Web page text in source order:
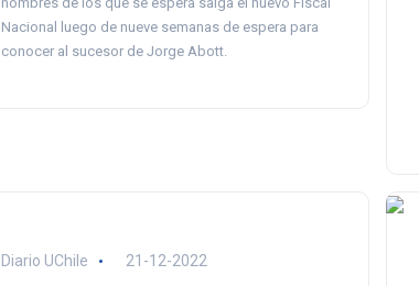
Nacional luego de nueve semanas de espera para
conocer al sucesor de Jorge Abott.
Diario UChile 21-12-2022